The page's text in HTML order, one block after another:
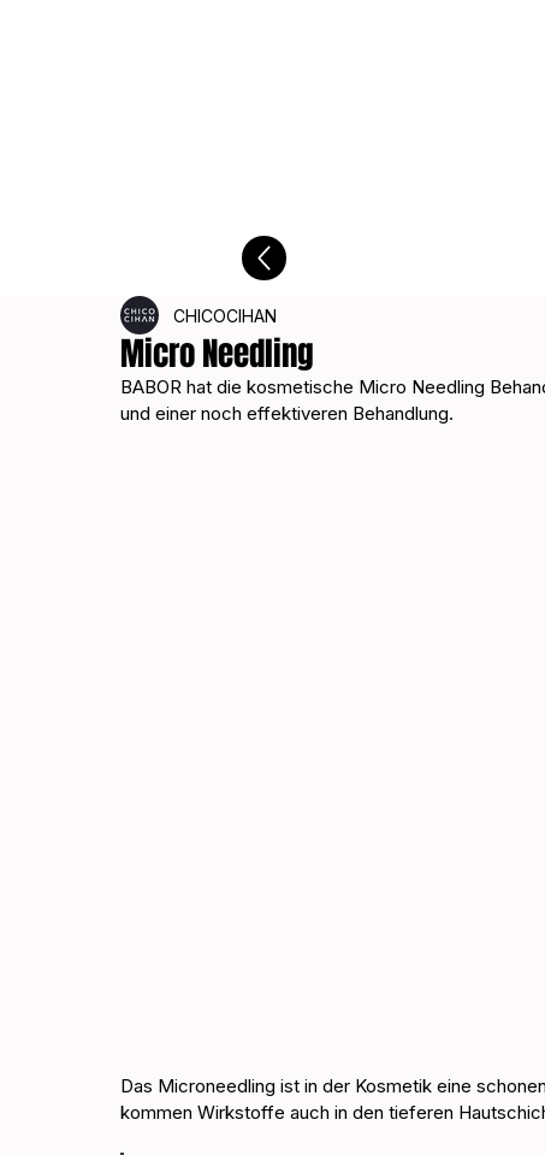
Micro Needling
CHICOCIHAN
BABOR hat die kosmetische Micro Needling
und einer noch effektiveren Behandlung.
Das Microneedling ist in der Kosmetik eine
kommen Wirkstoffe auch in den tieferen